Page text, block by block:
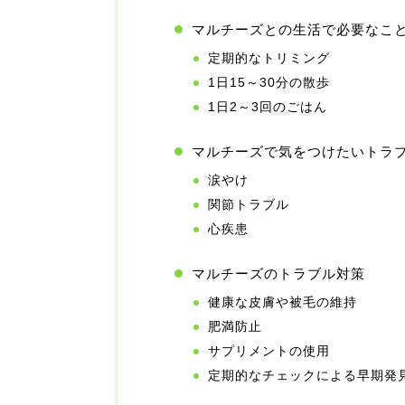
マルチーズとの生活で必要なこ
定期的なトリミング
1日15～30分の散歩
1日2～3回のごはん
マルチーズで気をつけたいトラ
涙やけ
関節トラブル
心疾患
マルチーズのトラブル対策
健康な皮膚や被毛の維持
肥満防止
サプリメントの使用
定期的なチェックによる早期発